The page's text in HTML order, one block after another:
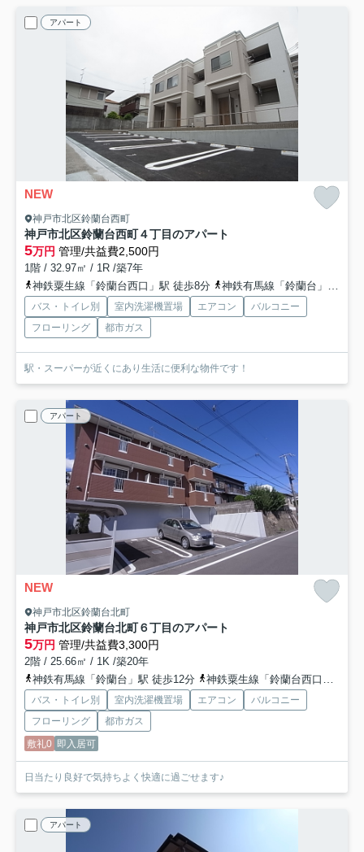
アパート
NEW
神戸市北区鈴蘭台西町
神戸市北区鈴蘭台西町４丁目のアパート
5万円 管理/共益費2,500円
1階 / 32.97㎡ / 1R /築7年
神鉄粟生線「鈴蘭台西口」駅 徒歩8分
神鉄有馬線「鈴蘭台」駅 徒歩9分
バス・トイレ別 室内洗濯機置場 エアコン
バルコニー
フローリング
都市ガス
駅・スーパーが近くにあり生活に便利な物件です！
アパート
NEW
神戸市北区鈴蘭台北町
神戸市北区鈴蘭台北町６丁目のアパート
5万円 管理/共益費3,300円
2階 / 25.66㎡ / 1K /築20年
神鉄有馬線「鈴蘭台」駅 徒歩12分
神鉄粟生線「鈴蘭台西口」駅 徒歩19分
バス・トイレ別 室内洗濯機置場 エアコン
バルコニー
フローリング
都市ガス
敷礼0 即入居可
日当たり良好で気持ちよく快適に過ごせます♪
アパート